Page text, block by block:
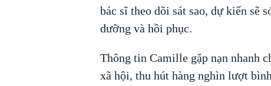
bác sĩ theo dõi sát sao, dự kiến sẽ
dưỡng và hồi phục.
Thông tin Camille gặp nạn nhanh
xã hội, thu hút hàng nghìn lượt